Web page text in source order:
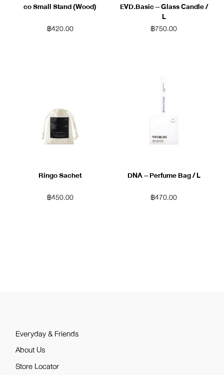
co Small Stand (Wood)
฿420.00
EVD.Basic – Glass Candle /
L
฿750.00
Ringo Sachet
฿450.00
DNA – Perfume Bag / L
฿470.00
Everyday & Friends
About Us
Store Locator